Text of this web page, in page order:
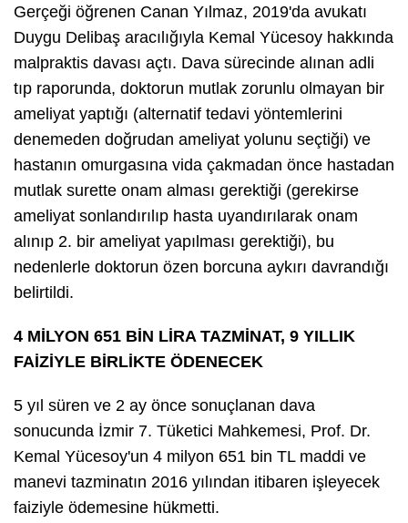
Gerçeği öğrenen Canan Yılmaz, 2019'da avukatı
Duygu Delibaş aracılığıyla Kemal Yücesoy hakkında
malpraktis davası açtı. Dava sürecinde alınan adli
tıp raporunda, doktorun mutlak zorunlu olmayan bir
ameliyat yaptığı (alternatif tedavi yöntemlerini
denemeden doğrudan ameliyat yolunu seçtiği) ve
hastanın omurgasına vida çakmadan önce hastadan
mutlak surette onam alması gerektiği (gerekirse
ameliyat sonlandırılıp hasta uyandırılarak onam
alınıp 2. bir ameliyat yapılması gerektiği), bu
nedenlerle doktorun özen borcuna aykırı davrandığı
belirtildi.
4 MİLYON 651 BİN LİRA TAZMİNAT, 9 YILLIK
FAİZİYLE BİRLİKTE ÖDENECEK
5 yıl süren ve 2 ay önce sonuçlanan dava
sonucunda İzmir 7. Tüketici Mahkemesi, Prof. Dr.
Kemal Yücesoy'un 4 milyon 651 bin TL maddi ve
manevi tazminatın 2016 yılından itibaren işleyecek
faiziyle ödemesine hükmetti.